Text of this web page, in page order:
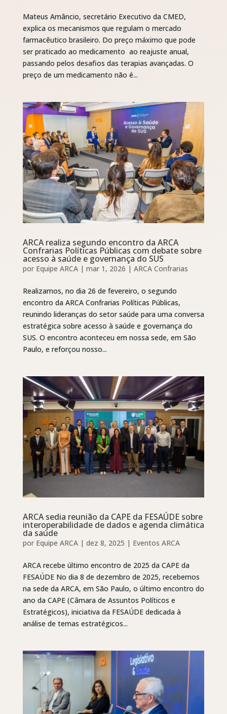
Mateus Amâncio, secretário Executivo da CMED,
explica os mecanismos que regulam o mercado
farmacêutico brasileiro. Do preço máximo que pode
ser praticado ao medicamento ao reajuste anual,
passando pelos desafios das terapias avançadas. O
preço de um medicamento não é...
ARCA realiza segundo encontro da ARCA
Confrarias Políticas Públicas com debate sobre
acesso à saúde e governança do SUS
por Equipe ARCA| mar 1, 2026 | ARCA Confrarias
Realizamos, no dia 26 de fevereiro, o segundo
encontro da ARCA Confrarias Políticas Públicas,
reunindo lideranças do setor saúde para uma conversa
estratégica sobre acesso à saúde e governança do
SUS. O encontro aconteceu em nossa sede, em São
Paulo, e reforçou nosso...
ARCA sedia reunião da CAPE da FESAÚDE sobre
interoperabilidade de dados e agenda climática
da saúde
por Equipe ARCA| dez 8, 2025 | Eventos ARCA
ARCA recebe último encontro de 2025 da CAPE da
FESAÚDE No dia 8 de dezembro de 2025, recebemos
na sede da ARCA, em São Paulo, o último encontro do
ano da CAPE (Câmara de Assuntos Políticos e
Estratégicos), iniciativa da FESAÚDE dedicada à
análise de temas estratégicos...